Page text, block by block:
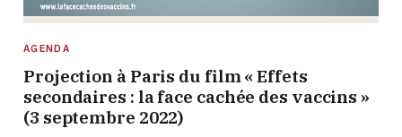
AGENDA
Projection à Paris du film « Effets
secondaires : la face cachée des vaccins »
(3 septembre 2022)